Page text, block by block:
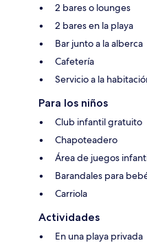
2 bares o lounges
2 bares en la playa
Bar junto a la alberca
Cafetería
Servicio a la
Para los niños
Club infantil gratuito
Chapoteadero
Área de juegos
Barandales para
Carriola
Actividades
En una playa privada